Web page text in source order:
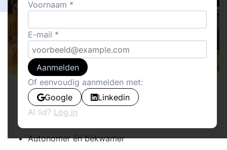
Bruikbare militaire kennis
Teamvorming en sociale steun
Recruteer op sociale cohesie en mentaliteit
Autonomer én bekwamer
Voornaam
E-mail
Aanmelden
Of eenvoudig aanmelden met:
Google
Linkedin
Al lid? Log in